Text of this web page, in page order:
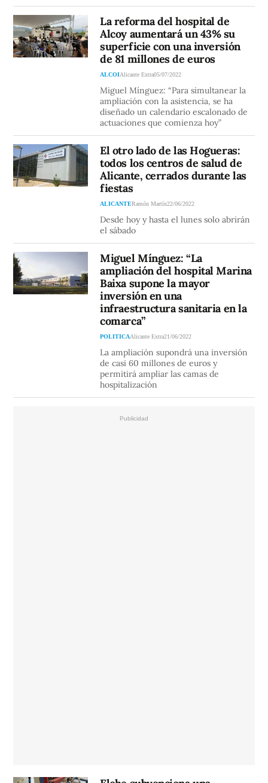
La reforma del hospital de
Alcoy aumentará un 43% su
superficie con una inversión
de 81 millones de euros
ALCOIAlicante Extra05/07/2022
Miguel Mínguez: “Para simultanear la
ampliación con la asistencia, se ha
diseñado un calendario escalonado de
actuaciones que comienza hoy”
El otro lado de las Hogueras:
todos los centros de salud de
Alicante, cerrados durante las
fiestas
ALICANTERamón Martín22/06/2022
Desde hoy y hasta el lunes solo abrirán
el sábado
Miguel Mínguez: “La
ampliación del hospital Marina
Baixa supone la mayor
inversión en una
infraestructura sanitaria en la
comarca”
POLITICAAlicante Extra21/06/2022
La ampliación supondrá una inversión
de casi 60 millones de euros y
permitirá ampliar las camas de
hospitalización